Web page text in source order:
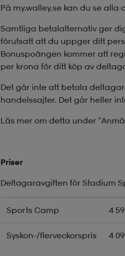
På my.walley.se kan du se
Samtliga betalalternativ ger
förutsatt att du uppger ditt
Bonuspoängen kommer att
per krona för ditt köp av
Det går inte att betala
handelssajter. Det går heller
Läs mer om detta under
Priser
Deltagaravgiften för Stadium
Sports Camp 4
Syskon-/flerveckorspris 4